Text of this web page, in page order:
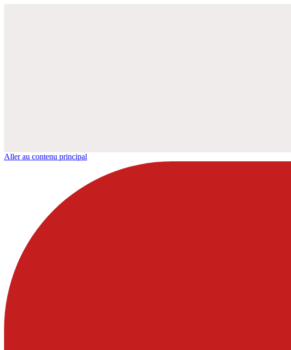
Aller au contenu principal